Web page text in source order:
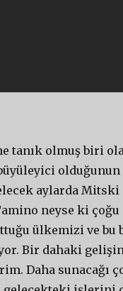
tanık olmuş biri
aylarda Mitski
neyse ki çoğu
ülkemizi ve bu
Bir dahaki
Daha sunacağı